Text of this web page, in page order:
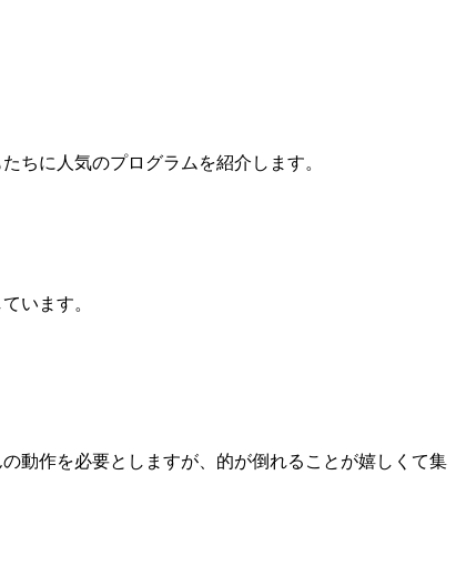
ちに人気のプログラムを紹介します。
います。
動作を必要としますが、的が倒れることが嬉しくて集